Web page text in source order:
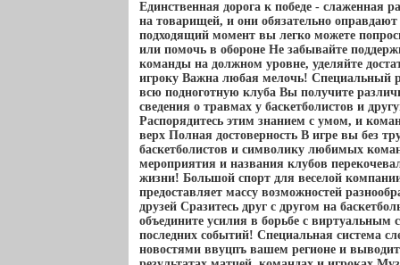
Единственная дорога к победе - слаженная
на товарищей, и они обязательно
подходящий момент вы легко можете
или помочь в обороне Не забывайте
команды на должном уровне, уделяйте
игроку Важна любая мелочь! Специальный
всю подноготную клуба Вы получите
сведения о травмах у баскетболистов и
Распорядитесь этим знанием с умом, и
верх Полная достоверность В игре вы без
баскетболистов и символику любимых
мероприятия и названия клубов
жизни! Большой спорт для веселой
предоставляет массу возможностей
друзей Сразитесь друг с другом на
объедините усилия в борьбе с виртуальным
последних событий! Специальная система
новостями ввуцпъ вашем регионе и